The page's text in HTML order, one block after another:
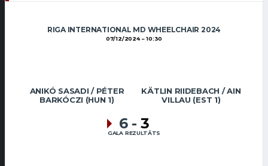
RIGA INTERNATIONAL MD WHEELCHAIR 2024
07/12/2024 10:30
ANIKÓ SASADI / PÉTER
BARKÓCZI (HUN 1)
KÄTLIN RIIDEBACH / AIN
VILLAU (EST 1)
6 - 3
GALA REZULTĀTS